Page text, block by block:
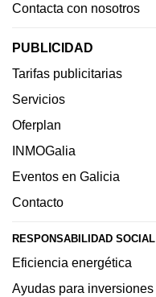
Contacta con nosotros
PUBLICIDAD
Tarifas publicitarias
Servicios
Oferplan
INMOGalia
Eventos en Galicia
Contacto
RESPONSABILIDAD SOCIAL
Eficiencia energética
Ayudas para inversiones